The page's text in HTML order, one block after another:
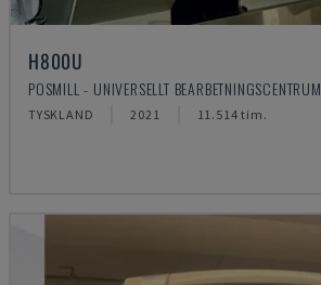
H800U
POSMILL - UNIVERSELLT BEARBETNINGSCENTRUM
TYSKLAND 2021 11.514 tim.